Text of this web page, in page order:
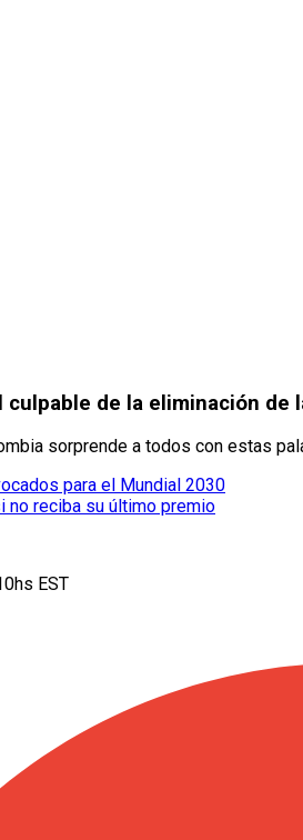
de la eliminación de
sorprende a todos con estas
para el Mundial 2030
no reciba su último premio
EST